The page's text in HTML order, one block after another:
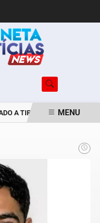
A TIROS NO BAIRRO
MENU